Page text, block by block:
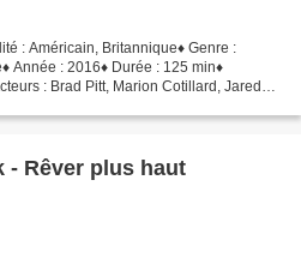
: Américain, Britannique♦ Genre :
Année : 2016♦ Durée : 125 min♦
: Brad Pitt, Marion Cotillard, Jared
- Rêver plus haut